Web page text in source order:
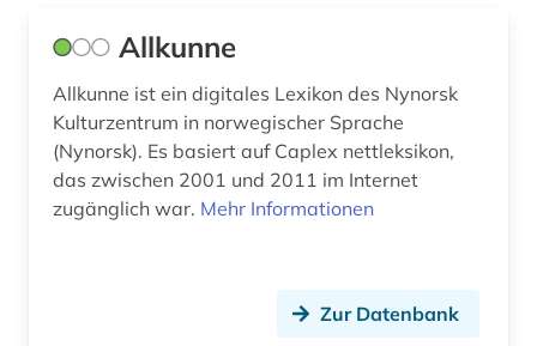
erziehungswissenschaft (1)
erzählforschung (1)
erzählung (3)
Allkunne
Allkunne ist ein digitales Lexikon des Nynorsk
Kulturzentrum in norwegischer Sprache
(Nynorsk). Es basiert auf Caplex nettleksikon,
das zwischen 2001 und 2011 im Internet
zugänglich war. Mehr Informationen
Zur Datenbank